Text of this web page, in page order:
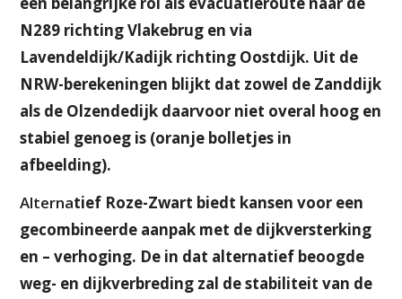
N289 richting Vlakebrug en via
Lavendeldijk/Kadijk richting Oostdijk. Uit de
NRW-berekeningen blijkt dat zowel de Zanddijk
als de Olzendedijk daarvoor niet overal hoog en
stabiel genoeg is (oranje bolletjes in
afbeelding).
Alternatief Roze-Zwart biedt kansen voor een
gecombineerde aanpak met de dijkversterking
en – verhoging. De in dat alternatief beoogde
weg- en dijkverbreding zal de stabiliteit van de